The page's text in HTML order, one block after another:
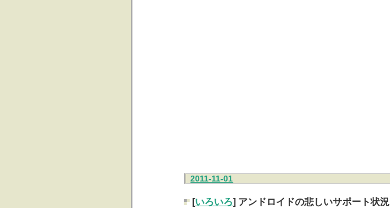
2011-11-01
[いろいろ] アンドロイドの悲しいサポート状況